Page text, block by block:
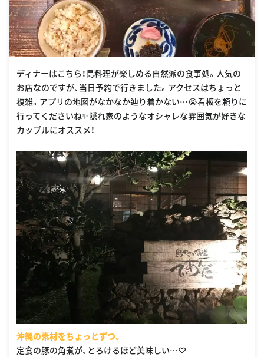
ディナーはこちら！島料理が楽しめる自然派の食事処。人気の
お店なのですが、当日予約で行きました。アクセスはちょっと
複雑。アプリの地図がなかなか辿り着かない…😭看板を頼りに
行ってくださいね✨隠れ家のようなオシャレな雰囲気が好きな
カップルにオススメ！
沖縄の素材をちょっとずつ。
定食の豚の角煮が、とろけるほど美味しい…♡